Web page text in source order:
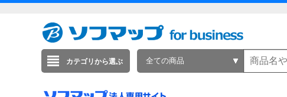
カテゴリから選ぶ 全ての商品